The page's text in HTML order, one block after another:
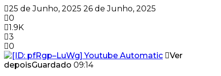
25 de Junho, 2025 26 de Junho, 2025
0
1.9K
3
0
Ver
depoisGuardado 09:14